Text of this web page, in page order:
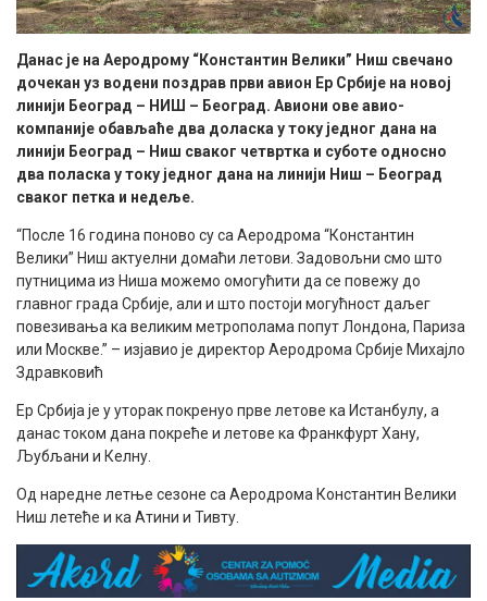
Данас је на Аеродрому “Константин Велики” Ниш свечано
дочекан уз водени поздрав први авион Ер Србије на новој
линији Београд – НИШ – Београд. Авиони ове авио-
компаније обављаће два доласка у току једног дана на
линији Београд – Ниш сваког четвртка и суботе односно
два поласка у току једног дана на линији Ниш – Београд
сваког петка и недеље.
“После 16 година поново су са Аеродрома “Константин
Велики” Ниш актуелни домаћи летови. Задовољни смо што
путницима из Ниша можемо омогућити да се повежу до
главног града Србије, али и што постоји могућност даљег
повезивања ка великим метрополама попут Лондона, Париза
или Москве.” – изјавио је директор Аеродрома Србије Михајло
Здравковић
Ер Србија је у уторак покренуо прве летове ка Истанбулу, а
данас током дана покреће и летове ка Франкфурт Хану,
Љубљани и Келну.
Од наредне летње сезоне са Аеродрома Константин Велики
Ниш летеће и ка Атини и Тивту.